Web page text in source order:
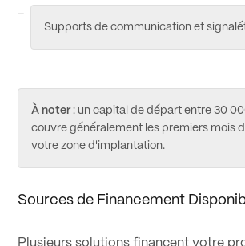
Supports de communication et
À noter: un capital de départ entre 30
couvre généralement les premiers mois
votre zone d'implantation.
Sources de Financement
Plusieurs solutions financent votre